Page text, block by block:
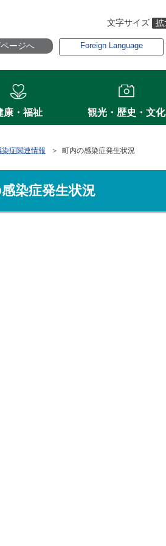
文字サイズ
ージへ Foreign Language
康・福祉 観光・歴史・文化
症関連情報 ＞ 町内の感染症発生状況
染症発生状況